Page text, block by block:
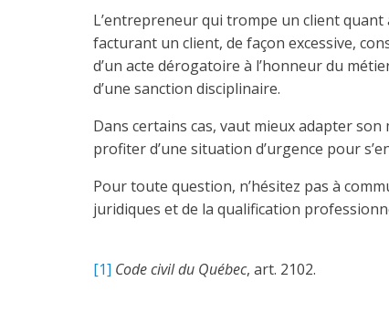
L’entrepreneur qui trompe un client quant
facturant un client, de façon excessive,
d’un acte dérogatoire à l’honneur du
d’une sanction disciplinaire.
Dans certains cas, vaut mieux adapter
profiter d’une situation d’urgence pour
Pour toute question, n’hésitez pas à
juridiques et de la qualification
[1] Code civil du Québec, art. 2102.